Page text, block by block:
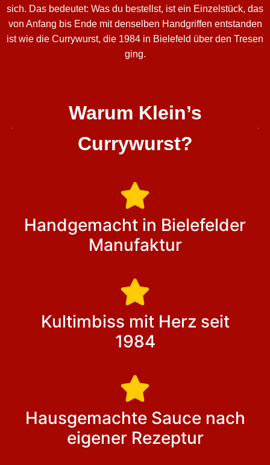
sich. Das bedeutet: Was du bestellst, ist ein Einzelstück, das
von Anfang bis Ende mit denselben Handgriffen entstanden
ist wie die Currywurst, die 1984 in Bielefeld über den Tresen
ging.
Warum Klein’s
Currywurst?
Handgemacht in Bielefelder
Manufaktur
Kultimbiss mit Herz seit
1984
Hausgemachte Sauce nach
eigener Rezeptur